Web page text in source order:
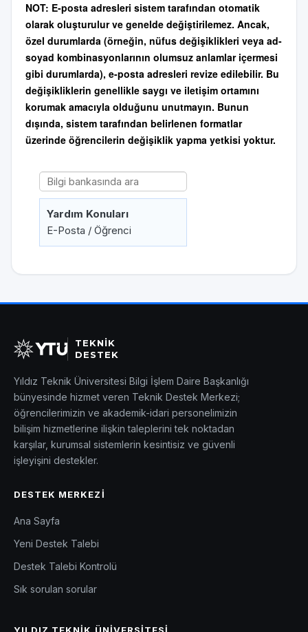
NOT: E-posta adresleri sistem tarafından otomatik
olarak oluşturulur ve genelde değiştirilemez. Ancak,
özel durumlarda (örneğin, nüfus değişiklikleri veya ad-
soyad kombinasyonlarının olumsuz anlamlar içermesi
gibi durumlarda), e-posta adresleri revize edilebilir. Bu
değişikliklerin genellikle saygı ve iletişim ortamını
korumak amacıyla olduğunu unutmayın. Bunun
dışında, sistem tarafından belirlenen formatlar
üzerinde öğrencilerin değişiklik yapma yetkisi yoktur.
Yardım Konuları
E-Posta / Öğrenci
TEKNİK
DESTEK
Yıldız Teknik Üniversitesi Bilgi İşlem Daire Başkanlığı
bünyesinde hizmet veren Teknik Destek Merkezi;
öğrencilerimizin ve akademik-idari personelimizin
bilişim hizmetlerine ilişkin taleplerini tek noktadan
karşılar, kurumsal sistemlerin kesintisiz ve güvenli
işleyişini destekler.
DESTEK MERKEZI
Ana Sayfa
Yeni Destek Talebi
Destek Talebi Kontrolü
Sık sorulan sorular